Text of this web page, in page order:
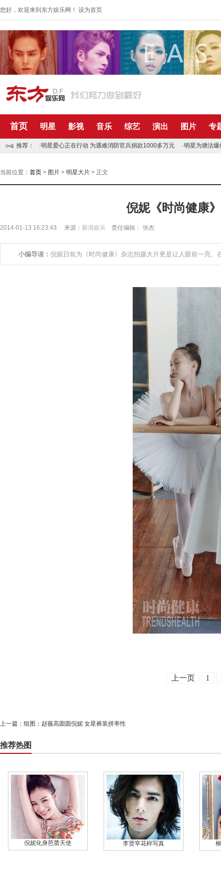
您好，欢迎来到东方娱乐网！ 设为首页
首页 明星 影视 音乐 综艺 演出 图片 专
推荐： ·明星爱心正在行动 为遇难消防官兵捐款1000多万元 ·明星为塘沽
当前位置： 首页 > 图片 > 明星大片 > 正文
倪妮《时尚健康
2014-01-13 16:23:43 来源： 新浪娱乐 责任编辑： 张杰
小编导读： 倪妮日前为《时尚健康》杂志拍摄大片更是让人眼前一亮
上一页 1
上一篇： 组图：赵薇高圆圆倪妮 女星裤装拼率性
推荐热图
倪妮化身芭蕾天使 李贤宰花样写真